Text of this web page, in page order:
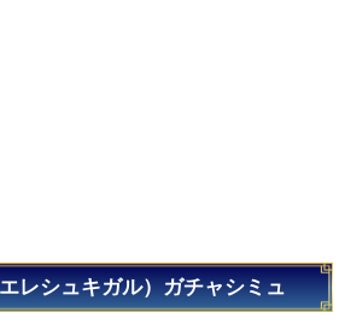
レシュキガル）ガチャシミュ